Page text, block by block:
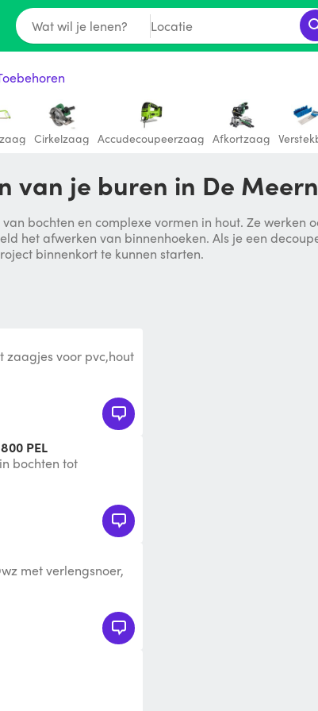
Wat wil je lenen? Locatie
Cirkelzaag Accudecoupeerzaag Afkortzaag
van je buren in De Meern
bochten en complexe vormen in hout. Ze werken
het afwerken van binnenhoeken. Als je een
binnenkort te kunnen starten.
voor pvc,hout
PEL
bochten tot
met verlengsnoer,